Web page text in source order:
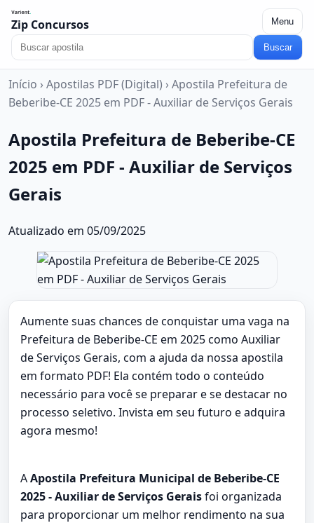
Zip Concursos Menu
Buscar
Início › Apostilas PDF (Digital) › Apostila Prefeitura de
Beberibe-CE 2025 em PDF - Auxiliar de Serviços Gerais
Apostila Prefeitura de Beberibe-CE
2025 em PDF - Auxiliar de Serviços
Gerais
Atualizado em 05/09/2025
Aumente suas chances de conquistar uma vaga na
Prefeitura de Beberibe-CE em 2025 como Auxiliar
de Serviços Gerais, com a ajuda da nossa apostila
em formato PDF! Ela contém todo o conteúdo
necessário para você se preparar e se destacar no
processo seletivo. Invista em seu futuro e adquira
agora mesmo!
AApostila Prefeitura Municipal de Beberibe-CE
2025 - Auxiliar de Serviços Geraisfoi organizada
para proporcionar um melhor rendimento na sua